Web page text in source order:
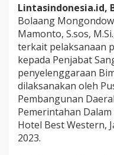
Lintasindonesia.id,
Bolaang
Mamonto, S.sos,
terkait pelaksanaan
kepada Penjabat
penyelenggaraan
dilaksanakan oleh
Pembangunan
Pemerintahan
Hotel Best Western,
2023.